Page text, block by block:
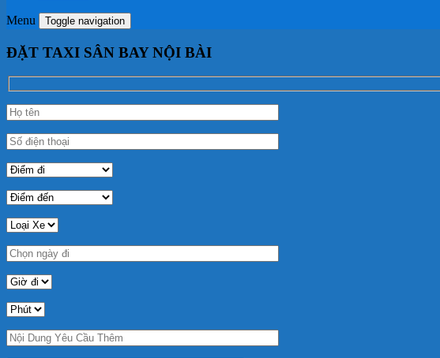
Menu Toggle navigation
ĐẶT TAXI SÂN BAY NỘI BÀI